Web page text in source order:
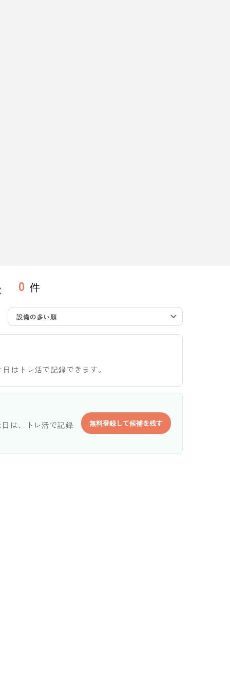
0 件
設備の多い順
はトレ活で記録できます。
は、トレ活で記録
無料登録して候補を残す